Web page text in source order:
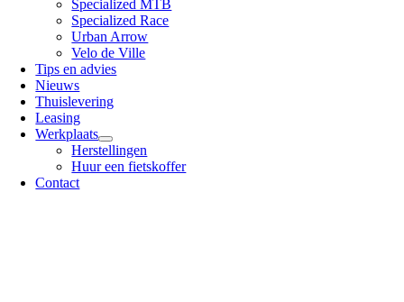
Specialized MTB
Specialized Race
Urban Arrow
Velo de Ville
Tips en advies
Nieuws
Thuislevering
Leasing
Werkplaats
Herstellingen
Huur een fietskoffer
Contact